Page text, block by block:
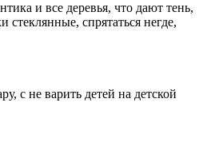
и все деревья, что дают тень,
стеклянные, спрятаться негде,
с не варить детей на детской